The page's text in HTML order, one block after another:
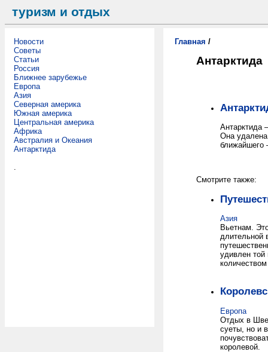
туризм и отдых
Новости
Советы
Статьи
Россия
Ближнее зарубежье
Европа
Азия
Северная америка
Южная америка
Центральная америка
Африка
Австралия и Океания
Антарктида
.
Главная /
Антарктида
Антарктида
Она
ближайшего
Смотрите также:
Азия
Вьетнам.
длительной
удивлен той
Европа
Отдых в
суеты, но и
королевой.